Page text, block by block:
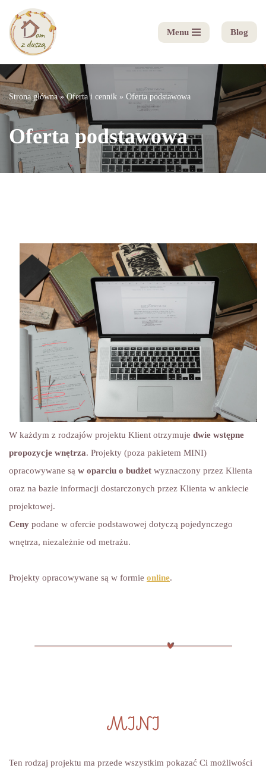
Przejdź
do
treści
Menu Blog
Strona główna»Oferta i cennik » Oferta podstawowa
Oferta podstawowa
W każdym z rodzajów projektu Klient otrzymuje dwie wstępne
propozycje wnętrza. Projekty (poza pakietem MINI)
opracowywane są w oparciu o budżet wyznaczony przez Klienta
oraz na bazie informacji dostarczonych przez Klienta w ankiecie
projektowej.
Ceny podane w ofercie podstawowej dotyczą pojedynczego
wnętrza, niezależnie od metrażu.
Projekty opracowywane są w formie online.
MINI
Ten rodzaj projektu ma przede wszystkim pokazać Ci możliwości